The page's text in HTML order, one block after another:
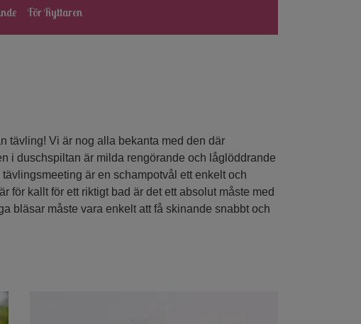
För Ryttaren
tävling! Vi är nog alla bekanta med den där
i duschspiltan är milda rengörande och låglöddrande
är en schampotvål ett enkelt och
för kallt för ett riktigt bad är det ett absolut måste med
bläsar måste vara enkelt att få skinande snabbt och